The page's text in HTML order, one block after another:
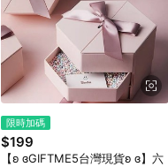
限時加碼
$199
【ʚ ɞGIFTME5台灣現貨ʚ ɞ】六